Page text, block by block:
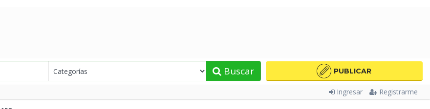
Buscar PUBLICAR
Ingresar Registrarme